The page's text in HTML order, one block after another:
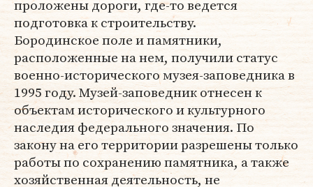
проложены дороги, где-то ведется
подготовка к строительству.
Бородинское поле и памятники,
расположенные на нем, получили статус
военно-исторического музея-заповедника в
1995 году. Музей-заповедник отнесен к
объектам исторического и культурного
наследия федерального значения. По
закону на его территории разрешены только
работы по сохранению памятника, а также
хозяйственная деятельность, не